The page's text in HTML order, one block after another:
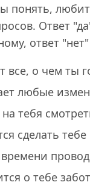
понять,
Ответ
ответ
все, о чем ты
любые
тебя
сделать
о тебе